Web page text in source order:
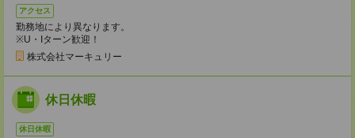
アクセス
勤務地により異なります。
※U・Iターン歓迎！
株式会社マーキュリー
休日休暇
休日休暇